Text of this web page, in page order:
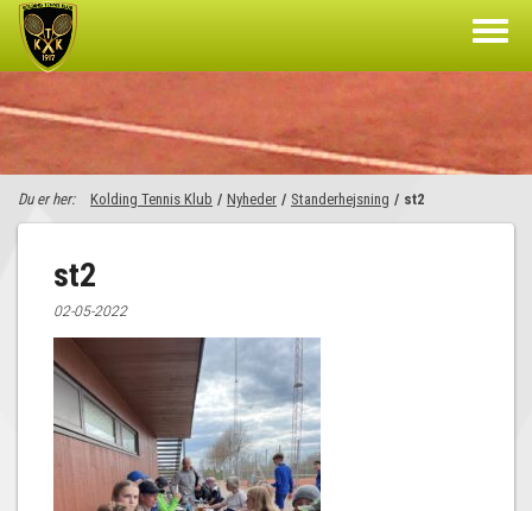
Du er her: Kolding Tennis Klub / Nyheder / Standerhejsning / st2
st2
02-05-2022